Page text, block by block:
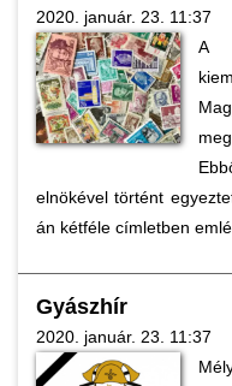
2020. január. 23. 11:37
A
elnökével történt
án kétféle címletben
Gyászhír
2020. január. 23. 11:37